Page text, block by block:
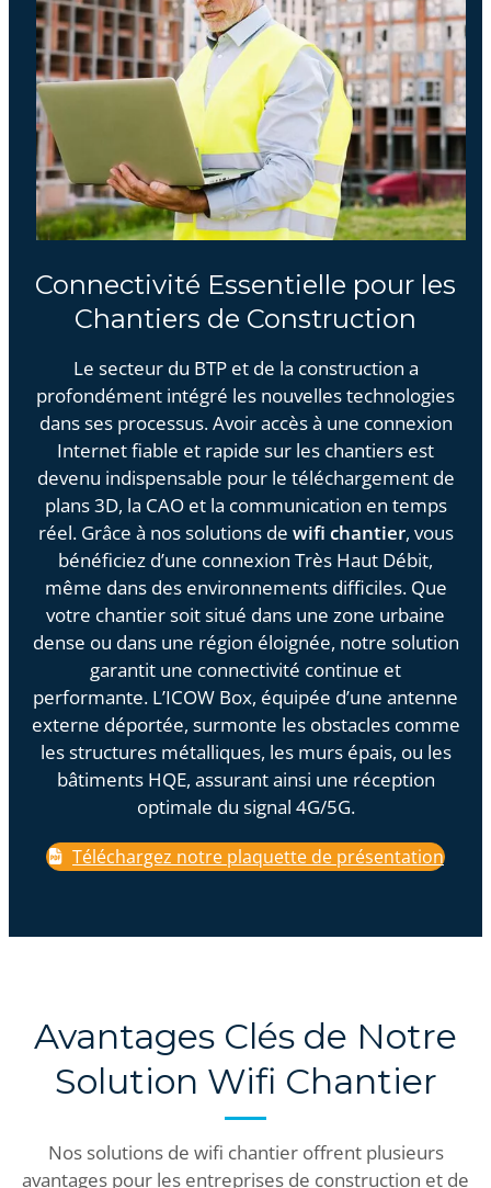
Connectivité Essentielle pour les
Chantiers de Construction
Le secteur du BTP et de la construction a
profondément intégré les nouvelles technologies
dans ses processus. Avoir accès à une connexion
Internet fiable et rapide sur les chantiers est
devenu indispensable pour le téléchargement de
plans 3D, la CAO et la communication en temps
réel. Grâce à nos solutions de wifi chantier, vous
bénéficiez d’une connexion Très Haut Débit,
même dans des environnements difficiles. Que
votre chantier soit situé dans une zone urbaine
dense ou dans une région éloignée, notre solution
garantit une connectivité continue et
performante. L’ICOW Box, équipée d’une antenne
externe déportée, surmonte les obstacles comme
les structures métalliques, les murs épais, ou les
bâtiments HQE, assurant ainsi une réception
optimale du signal 4G/5G.
Téléchargez notre plaquette de présentation
Avantages Clés de Notre
Solution Wifi Chantier
Nos solutions de wifi chantier offrent plusieurs
avantages pour les entreprises de construction et de